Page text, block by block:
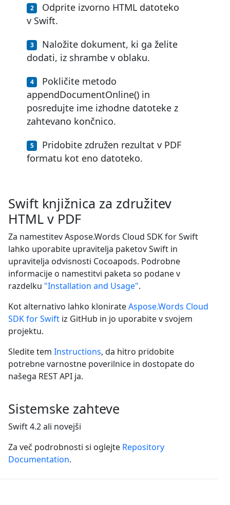
Odprite izvorno HTML datoteko
v Swift.
Naložite dokument, ki ga želite
dodati, iz shrambe v oblaku.
Pokličite metodo
appendDocumentOnline() in
posredujte ime izhodne datoteke z
zahtevano končnico.
Pridobite združen rezultat v PDF
formatu kot eno datoteko.
Swift knjižnica za združitev
HTML v PDF
Za namestitev Aspose.Words Cloud SDK for Swift
lahko uporabite upravitelja paketov Swift in
upravitelja odvisnosti Cocoapods. Podrobne
informacije o namestitvi paketa so podane v
razdelku "Installation and Usage".
Kot alternativo lahko klonirateAspose.Words Cloud
SDK for Swift iz GitHub in jo uporabite v svojem
projektu.
Sledite tem Instructions, da hitro pridobite
potrebne varnostne poverilnice in dostopate do
našega REST API ja.
Sistemske zahteve
Swift 4.2 ali novejši
Za več podrobnosti si oglejte Repository
Documentation.